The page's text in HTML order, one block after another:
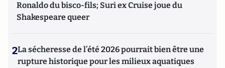
Ronaldo du bisco-fils; Suri ex Cruise joue du
Shakespeare queer
2La sécheresse de l’été 2026 pourrait bien être une
rupture historique pour les milieux aquatiques